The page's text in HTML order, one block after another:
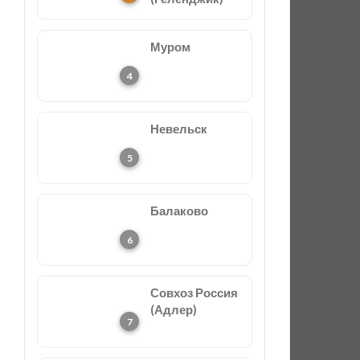
Муром
Невельск
Балаково
Совхоз Россия
(Адлер)